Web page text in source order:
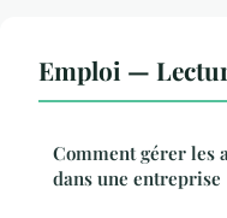
Emploi —
Comment gérer les
dans une entreprise